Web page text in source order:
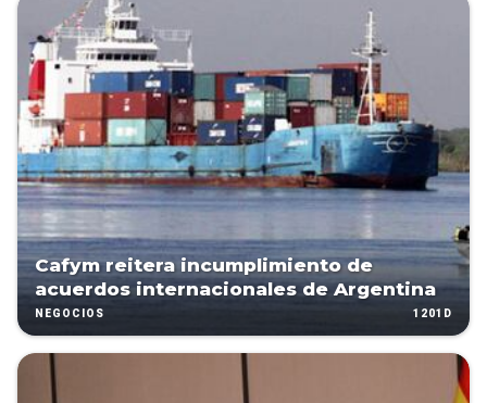
Cafym reitera incumplimiento de
acuerdos internacionales de Argentina
NEGOCIOS 1201D